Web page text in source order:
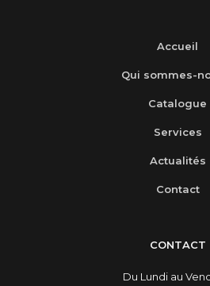
Accueil
Qui sommes-
Catalogue
Services
Actualités
Contact
CONTACT
Du Lundi au